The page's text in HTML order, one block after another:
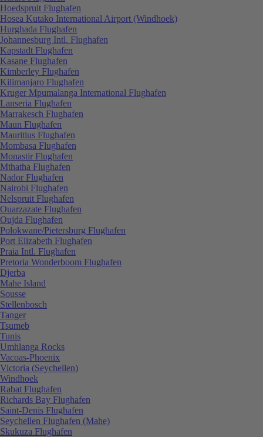
Hoedspruit Flughafen
Hosea Kutako International Airport (Windhoek)
Hurghada Flughafen
Johannesburg Intl. Flughafen
Kapstadt Flughafen
Kasane Flughafen
Kimberley Flughafen
Kilimanjaro Flughafen
Kruger Mpumalanga International Flughafen
Lanseria Flughafen
Marrakesch Flughafen
Maun Flughafen
Mauritius Flughafen
Mombasa Flughafen
Monastir Flughafen
Mthatha Flughafen
Nador Flughafen
Nairobi Flughafen
Nelspruit Flughafen
Ouarzazate Flughafen
Oujda Flughafen
Polokwane/Pietersburg Flughafen
Port Elizabeth Flughafen
Praia Intl. Flughafen
Pretoria Wonderboom Flughafen
Djerba
Mahe Island
Sousse
Stellenbosch
Tanger
Tsumeb
Tunis
Umhlanga Rocks
Vacoas-Phoenix
Victoria (Seychellen)
Windhoek
Rabat Flughafen
Richards Bay Flughafen
Saint-Denis Flughafen
Seychellen Flughafen (Mahe)
Skukuza Flughafen